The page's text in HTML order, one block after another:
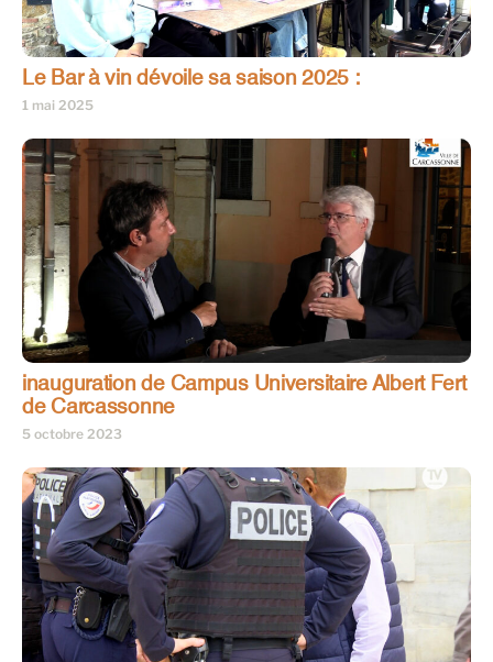
Le Bar à vin dévoile sa saison 2025 :
1 mai 2025
inauguration de Campus Universitaire Albert Fert
de Carcassonne
5 octobre 2023